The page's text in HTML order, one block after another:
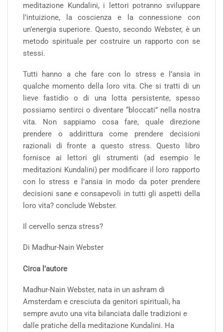
meditazione Kundalini, i lettori potranno sviluppare
l’intuizione, la coscienza e la connessione con
un’energia superiore. Questo, secondo Webster, è un
metodo spirituale per costruire un rapporto con se
stessi.
Tutti hanno a che fare con lo stress e l’ansia in
qualche momento della loro vita. Che si tratti di un
lieve fastidio o di una lotta persistente, spesso
possiamo sentirci o diventare “bloccati” nella nostra
vita. Non sappiamo cosa fare, quale direzione
prendere o addirittura come prendere decisioni
razionali di fronte a questo stress. Questo libro
fornisce ai lettori gli strumenti (ad esempio le
meditazioni Kundalini) per modificare il loro rapporto
con lo stress e l’ansia in modo da poter prendere
decisioni sane e consapevoli in tutti gli aspetti della
loro vita? conclude Webster.
Il cervello senza stress?
Di Madhur-Nain Webster
Circa l’autore
Madhur-Nain Webster, nata in un ashram di
Amsterdam e cresciuta da genitori spirituali, ha
sempre avuto una vita bilanciata dalle tradizioni e
dalle pratiche della meditazione Kundalini. Ha